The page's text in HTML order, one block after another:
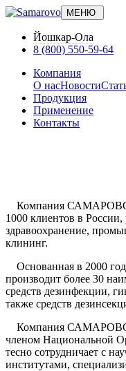
МЕНЮ
Йошкар-Ола
8 (800) 550-59-64
Компания
О насНовости
Продукция
Применение
Контакты
Компания САМАРОВО
1000 клиентов в
здравоохранение,
клининг.
Основанная в 2000
производит более 30
средств дезинфекции,
также средств
Компания САМАРОВО
членом Национальной
тесно сотрудничает с
институтами,